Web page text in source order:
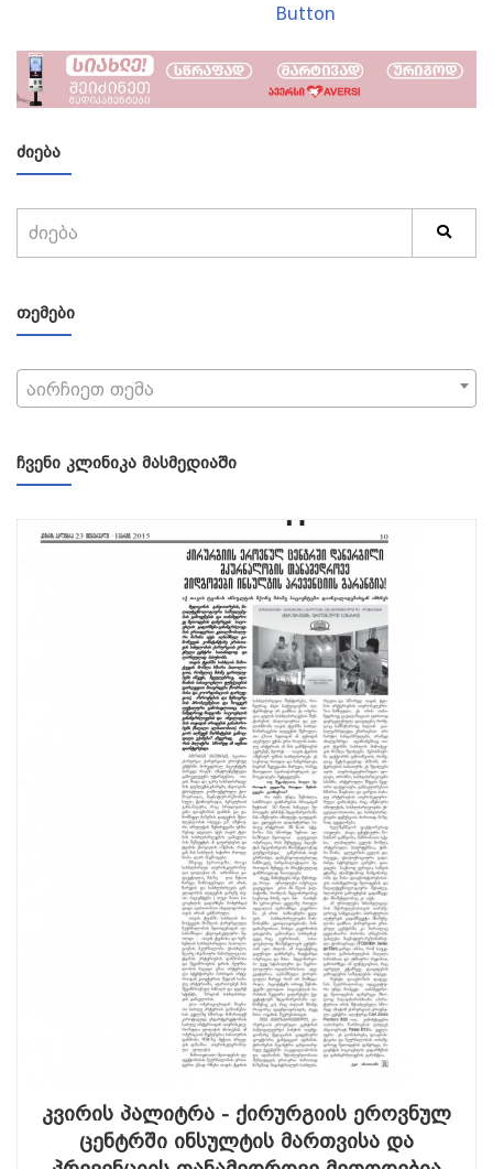
Button
ᲫᲘᲔᲑᲐ
ᲗᲔᲛᲔᲑᲘ
აირჩიეთ თემა
ᲩᲕᲔᲜᲘ ᲙᲚᲘᲜᲘᲙᲐ ᲛᲐᲡᲛᲔᲓᲘᲐᲨᲘ
კვირის პალიტრა - ქირურგიის ეროვნულ
ცენტრში ინსულტის მართვისა და